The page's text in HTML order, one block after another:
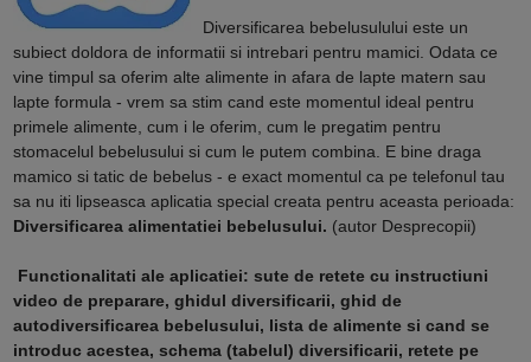
Diversificarea bebelusulului este un
subiect doldora de informatii si intrebari pentru mamici. Odata ce
vine timpul sa oferim alte alimente in afara de lapte matern sau
lapte formula - vrem sa stim cand este momentul ideal pentru
primele alimente, cum i le oferim, cum le pregatim pentru
stomacelul bebelusului si cum le putem combina. E bine draga
mamico si tatic de bebelus - e exact momentul ca pe telefonul tau
sa nu iti lipseasca aplicatia special creata pentru aceasta perioada:
Diversificarea alimentatiei bebelusului. (autor Desprecopii)
Functionalitati ale aplicatiei: sute de retete cu instructiuni
video de preparare, ghidul diversificarii, ghid de
autodiversificarea bebelusului, lista de alimente si cand se
introduc acestea, schema (tabelul) diversificarii, retete pe